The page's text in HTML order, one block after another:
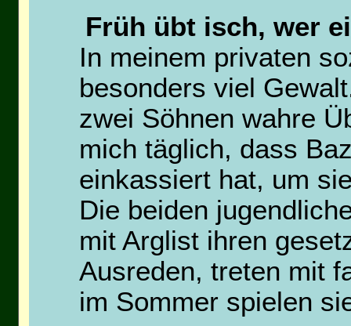
Früh übt isch, wer
In meinem privaten
besonders viel
zwei Söhnen wahre
mich täglich, dass
einkassiert hat, um
Die beiden
mit Arglist ihren
Ausreden, treten mit
im Sommer spielen